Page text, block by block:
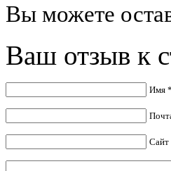
Вы можете
Ваш отзыв к
Имя *
Сайт